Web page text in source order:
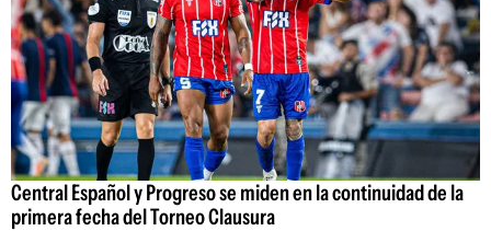
Central Español y Progreso se miden en la continuidad de la
primera fecha del Torneo Clausura